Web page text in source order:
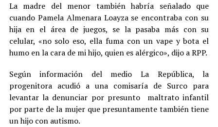
La madre del menor también habría señalado que
cuando Pamela Almenara Loayza se encontraba con su
hija en el área de juegos, se la pasaba más con su
celular, «no solo eso, ella fuma con un vape y bota el
humo en la cara de mi hijo, quien es alérgico», dijo a RPP.
Según información del medio La República, la
progenitora acudió a una comisaría de Surco para
levantar la denunciar por presunto maltrato infantil
por parte de la mujer que presuntamente también tiene
un hijo con autismo.